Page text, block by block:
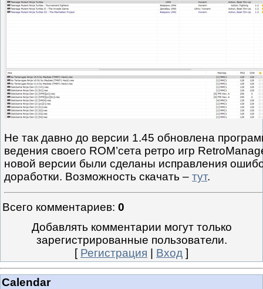
Не так давно до версии 1.45 обновлена
ведения своего ROM’сета ретро игр
новой версии были сделаны исправления
доработки. Возможность скачать – тут.
Всего комментариев: 0
Добавлять комментарии могут только
зарегистрированные пользователи.
[ Регистрация Вход ]
Calendar